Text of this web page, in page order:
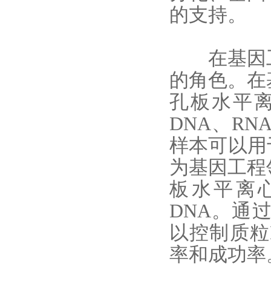
的支持。
在基因工
的角色。
孔板水平
DNA、
样本可以
为基因工
板水平离
DNA。通
以控制质
率和成功率